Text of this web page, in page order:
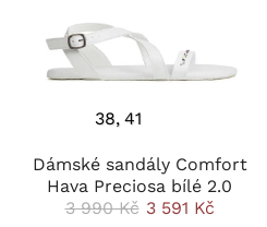
38 41
Dámské sandály Comfort
Hava Preciosa bílé 2.0
3 990 Kč 3 591 Kč